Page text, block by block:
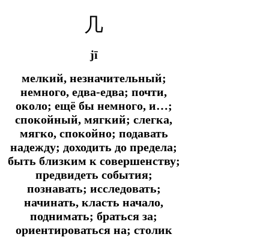
几
jī
мелкий, незначительный;
немного, едва-едва; почти,
около; ещё бы немного, и…;
спокойный, мягкий; слегка,
мягко, спокойно; подавать
надежду; доходить до предела;
быть близким к совершенству;
предвидеть события;
познавать; исследовать;
начинать, класть начало,
поднимать; браться за;
ориентироваться на; столик